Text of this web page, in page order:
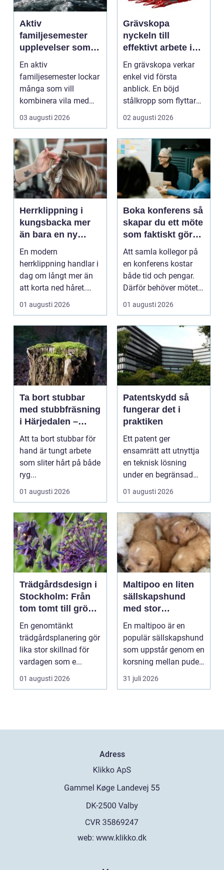
Aktiv
familjesemester
upplevelser som
alla i familjen
minns
En aktiv
familjesemester lockar
många som vill
kombinera vila med
rörelse, gemenskap
03 augusti 2026
Grävskopa
nyckeln till
effektivt arbete i
mark och material
En grävskopa verkar
enkel vid första
anblick. En böjd
stålkropp som flyttar
jord, sten eller
02 augusti 2026
Herrklippning i
kungsbacka mer
än bara en ny
frisyr
En modern
herrklippning handlar i
dag om långt mer än
att korta ned håret.
Många män vill ha en
01 augusti 2026
Boka konferens så
skapar du ett möte
som faktiskt gör
skillnad
Att samla kollegor på
en konferens kostar
både tid och pengar.
Därför behöver mötet
ge verkligt värd...
01 augusti 2026
Ta bort stubbar
med stubbfräsning
i Härjedalen –
skonsamt och
effektivt
Att ta bort stubbar för
hand är tungt arbete
som sliter hårt på både
ryg...
01 augusti 2026
Patentskydd så
fungerar det i
praktiken
Ett patent ger
ensamrätt att utnyttja
en teknisk lösning
under en begränsad
tid, oftast 20 år. Rätt ...
01 augusti 2026
Trädgårdsdesign i
Stockholm: Från
tom tomt till grön
oas
En genomtänkt
trädgårdsplanering gör
lika stor skillnad för
vardagen som e...
01 augusti 2026
Maltipoo en liten
sällskapshund
med stor
personlighet
En maltipoo är en
populär sällskapshund
som uppstår genom en
korsning mellan pudel
och malteser. Kom...
31 juli 2026
Adress
web: www.klikko.dk